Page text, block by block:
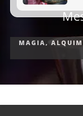
MAGIA,